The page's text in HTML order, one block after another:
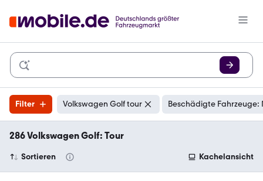
Filter Volkswagen Golf tour Beschädigte Fahrzeuge:
286 Volkswagen Golf: Tour
Sortieren Kachelansicht